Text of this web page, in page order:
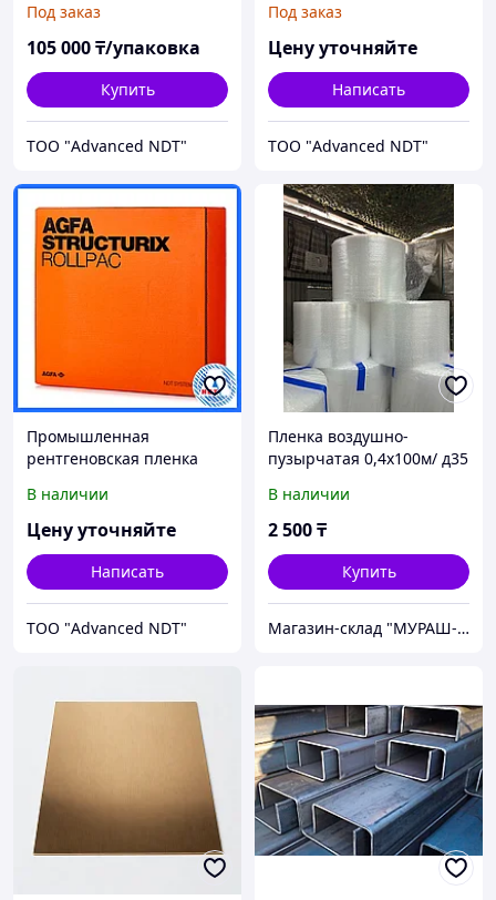
24см(100 листов)
Под заказ
105 000₸/упаковка
Купить
ТОО "Advanced NDT"
40см(100 листов)
Под заказ
Цену уточняйте
Написать
ТОО "Advanced NDT"
Промышленная
рентгеновская пленка
В наличии
Цену уточняйте
Написать
ТОО "Advanced NDT"
Пленка воздушно-
пузырчатая 0,4х100м/ д35
В наличии
2 500₸
Купить
Магазин-склад "МУРАШ-АТА"